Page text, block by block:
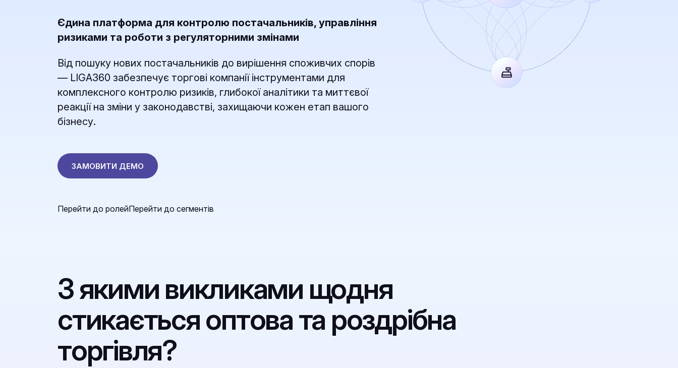
Єдина платформа для контролю постачальників, управління
ризиками та роботи з регуляторними змінами
Від пошуку нових постачальників до вирішення споживчих спорів
— LIGA360 забезпечує торгові компанії інструментами для
комплексного контролю ризиків, глибокої аналітики та миттєвої
реакції на зміни у законодавстві, захищаючи кожен етап вашого
бізнесу.
ЗАМОВИТИ ДЕМО
Перейти до ролейПерейти до сегментів
З якими викликами щодня
стикається оптова та роздрібна
торгівля?